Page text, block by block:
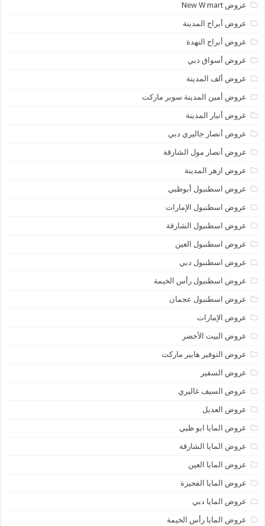
عروض New W mart
عروض أبراج المدينة
عروض أبراج النهدة
عروض أسواق دبي
عروض ألف المدينة
عروض أمين المدينة سوبر ماركت
عروض أنبار المدينة
عروض أنصار جاليري دبي
عروض أنصار مول الشارقة
عروض ازهر المدينة
عروض اسطنبول أبوظبي
عروض اسطنبول الإمارات
عروض اسطنبول الشارقة
عروض اسطنبول العين
عروض اسطنبول دبي
عروض اسطنبول رأس الخيمة
عروض اسطنبول عجمان
عروض الإمارات
عروض البيت الأخضر
عروض التوفير هايبر ماركت
عروض السفير
عروض السيف غاليري
عروض العديل
عروض المايا ابو ظبي
عروض المايا الشارقة
عروض المايا العين
عروض المايا الفجيرة
عروض المايا دبي
عروض المايا رأس الخيمة